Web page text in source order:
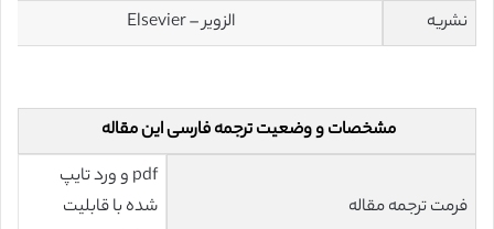
نشریه الزویر – Elsevier
مشخصات و وضعیت ترجمه فارسی این مقاله
فرمت ترجمه مقاله
pdf و ورد تایپ
شده با قابلیت